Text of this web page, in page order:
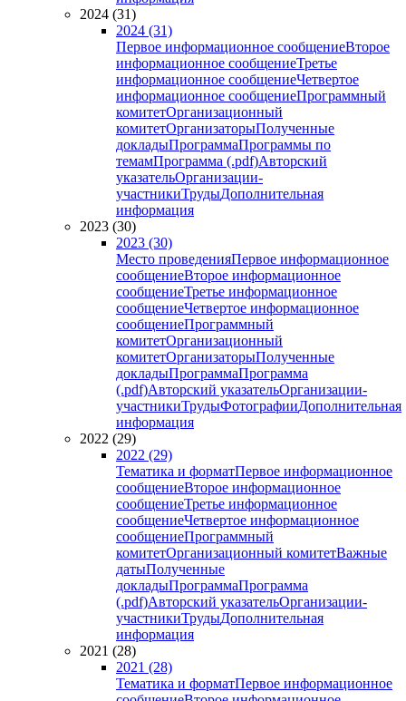
2024 (31)
2024 (31)
Первое информационное сообщениеВторое
информационное сообщениеТретье
информационное сообщениеЧетвертое
информационное сообщениеПрограммный
комитетОрганизационный
комитетОрганизаторыПолученные
докладыПрограммаПрограммы по
темамПрограмма (.pdf)Авторский
указательОрганизации-
участникиТрудыДополнительная
информация
2023 (30)
2023 (30)
Место проведенияПервое информационное
сообщениеВторое информационное
сообщениеТретье информационное
сообщениеЧетвертое информационное
сообщениеПрограммный
комитетОрганизационный
комитетОрганизаторыПолученные
докладыПрограммаПрограмма
(.pdf)Авторский указательОрганизации-
участникиТрудыФотографииДополнительная
информация
2022 (29)
2022 (29)
Тематика и форматПервое информационное
сообщениеВторое информационное
сообщениеТретье информационное
сообщениеЧетвертое информационное
сообщениеПрограммный
комитетОрганизационный комитетВажные
датыПолученные
докладыПрограммаПрограмма
(.pdf)Авторский указательОрганизации-
участникиТрудыДополнительная
информация
2021 (28)
2021 (28)
Тематика и форматПервое информационное